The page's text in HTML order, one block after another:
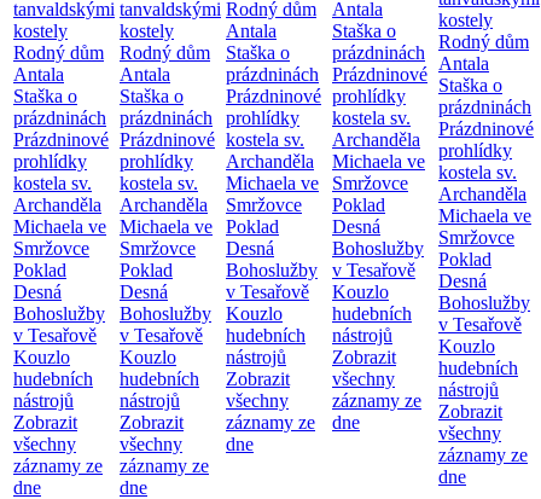
tanvaldskými
kostely
Rodný dům
Antala
Staška o
prázdninách
Prázdninové
prohlídky
kostela sv.
Archanděla
Michaela ve
Smržovce
Poklad
Desná
Bohoslužby
v Tesařově
Kouzlo
hudebních
nástrojů
Zobrazit
všechny
záznamy ze
dne
tanvaldskými
kostely
Rodný dům
Antala
Staška o
prázdninách
Prázdninové
prohlídky
kostela sv.
Archanděla
Michaela ve
Smržovce
Poklad
Desná
Bohoslužby
v Tesařově
Kouzlo
hudebních
nástrojů
Zobrazit
všechny
záznamy ze
dne
Rodný dům
Antala
Staška o
prázdninách
Prázdninové
prohlídky
kostela sv.
Archanděla
Michaela ve
Smržovce
Poklad
Desná
Bohoslužby
v Tesařově
Kouzlo
hudebních
nástrojů
Zobrazit
všechny
záznamy ze
dne
Antala
Staška o
prázdninách
Prázdninové
prohlídky
kostela sv.
Archanděla
Michaela ve
Smržovce
Poklad
Desná
Bohoslužby
v Tesařově
Kouzlo
hudebních
nástrojů
Zobrazit
všechny
záznamy ze
dne
kostely
Rodný dům
Antala
Staška o
prázdninách
Prázdninové
prohlídky
kostela sv.
Archanděla
Michaela ve
Smržovce
Poklad
Desná
Bohoslužby
v Tesařově
Kouzlo
hudebních
nástrojů
Zobrazit
všechny
záznamy ze
dne